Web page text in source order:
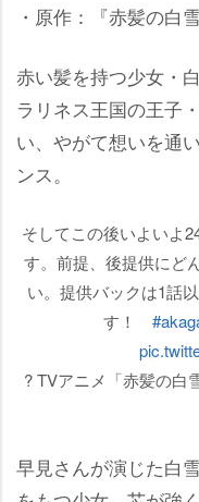
・原作：『赤髪の白
赤い髪を持つ少女・
ラリネス王国の王子
い、やがて想いを通
ンス。
そしてこの後いよいよ
す。前提、後提供にど
い。提供バックは1話
す！
? TVアニメ「赤髪の白
早見さんが演じた白